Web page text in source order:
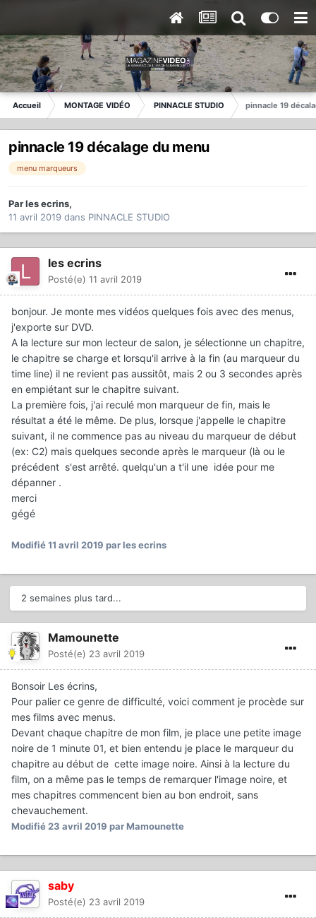
Accueil MONTAGE VIDÉO PINNACLE STUDIO pinnacle 19
pinnacle 19 décalage du menu
menu marqueurs
Parles ecrins,
11 avril 2019 dans PINNACLE STUDIO
les ecrins
Posté(e) 11 avril 2019
bonjour. Je monte mes vidéos quelques fois avec des menus,
j'exporte sur DVD.
A la lecture sur mon lecteur de salon, je sélectionne un chapitre,
le chapitre se charge et lorsqu'il arrive à la fin (au marqueur du
time line) il ne revient pas aussitôt, mais 2 ou 3 secondes après
en empiétant sur le chapitre suivant.
La première fois, j'ai reculé mon marqueur de fin, mais le
résultat a été le même. De plus, lorsque j'appelle le chapitre
suivant, il ne commence pas au niveau du marqueur de début
(ex: C2) mais quelques seconde après le marqueur (là ou le
précédent s'est arrêté. quelqu'un a t'il une idée pour me
dépanner .
merci
gégé
Modifié11 avril 2019 par les ecrins
2 semaines plus tard...
Mamounette
Posté(e) 23 avril 2019
Bonsoir Les écrins,
Pour palier ce genre de difficulté, voici comment je procède sur
mes films avec menus.
Devant chaque chapitre de mon film, je place une petite image
noire de 1 minute 01, et bien entendu je place le marqueur du
chapitre au début de cette image noire. Ainsi à la lecture du
film, on a même pas le temps de remarquer l'image noire, et
mes chapitres commencent bien au bon endroit, sans
chevauchement.
Modifié23 avril 2019 par Mamounette
saby
Posté(e) 23 avril 2019